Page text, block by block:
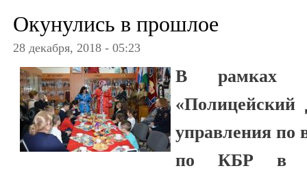
Окунулись в прошлое
28 декабря, 2018 - 05:23
В рамках
«Полицейский
управления
по КБР в